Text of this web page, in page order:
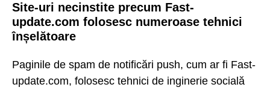
Site-uri necinstite precum Fast-
update.com folosesc numeroase tehnici
înșelătoare
Paginile de spam de notificări push, cum ar fi Fast-
update.com, folosesc tehnici de inginerie socială